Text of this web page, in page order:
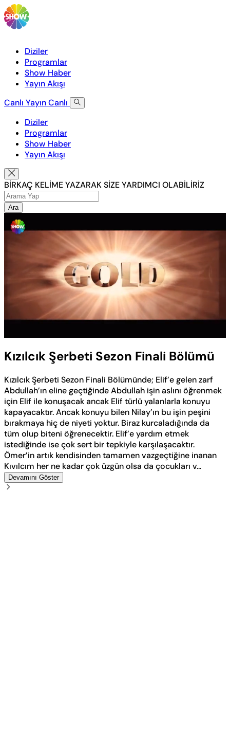
Diziler
Programlar
Show Haber
Yayın Akışı
Canlı YayınCanlı
Diziler
Programlar
Show Haber
Yayın Akışı
BİRKAÇ KELİME YAZARAK SİZE YARDIMCI OLABİLİRİZ
Ara
Aç
0.64%
Hızı
Kızılcık Şerbeti Sezon Finali Bölümü
Kızılcık Şerbeti Sezon Finali Bölümünde; Elif’e gelen zarf
Abdullah’ın eline geçtiğinde Abdullah işin aslını öğrenmek
için Elif ile konuşacak ancak Elif türlü yalanlarla konuyu
kapayacaktır. Ancak konuyu bilen Nilay’ın bu işin peşini
bırakmaya hiç de niyeti yoktur. Biraz kurcaladığında da
tüm olup biteni öğrenecektir. Elif’e yardım etmek
istediğinde ise çok sert bir tepkiyle karşılaşacaktır.
Ömer’in artık kendisinden tamamen vazgeçtiğine inanan
Kıvılcım her ne kadar çok üzgün olsa da çocukları v...
Devamını Göster